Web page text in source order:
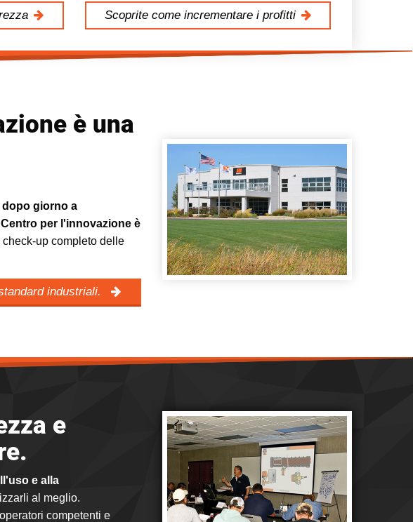
Scoprite come incrementare i profitti
è una
giorno a
per l'innovazione è
up completo delle
industriali.
e
e alla
al meglio.
competenti e